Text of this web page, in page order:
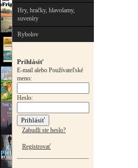
Hry, hračky, hlavolamy,
suveníry
Rybolov
Prihlásiť
E-mail alebo Používateľské
meno:
Heslo:
Zabudli ste heslo?
Registrovať